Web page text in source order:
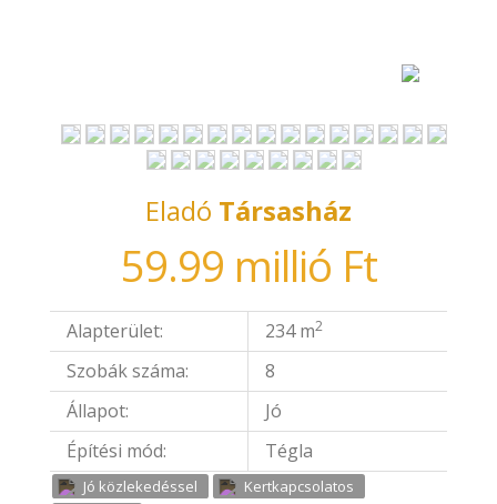
Eladó Társasház
59.99 millió Ft
Alapterület: 234 m2
Szobák száma:
8
Állapot:
Jó
Építési mód:
Tégla
Jó közlekedéssel
Kertkapcsolatos